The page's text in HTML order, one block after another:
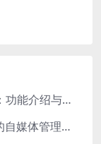
微信提取群成员微信号和VXid工具：功能介绍与使用指南
虎鲸微头条发布软件——智能高效的自媒体管理工具